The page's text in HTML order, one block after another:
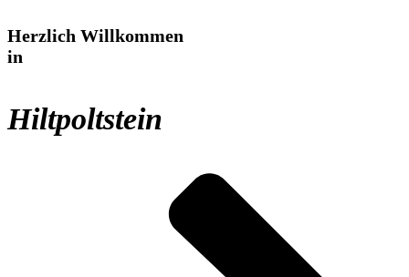
Herzlich Willkommen
in
Hiltpoltstein